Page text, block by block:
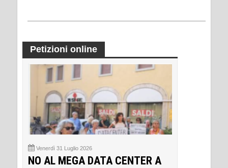
Petizioni online
Venerdì 31 Luglio 2026
NO AL MEGA DATA CENTER A